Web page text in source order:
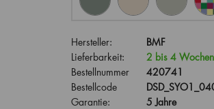
Hersteller:
BMF
Lieferbarkeit:
2 bis 4 Wochen
Bestellnummer
420741
Bestellcode
Garantie:
5 Jahre